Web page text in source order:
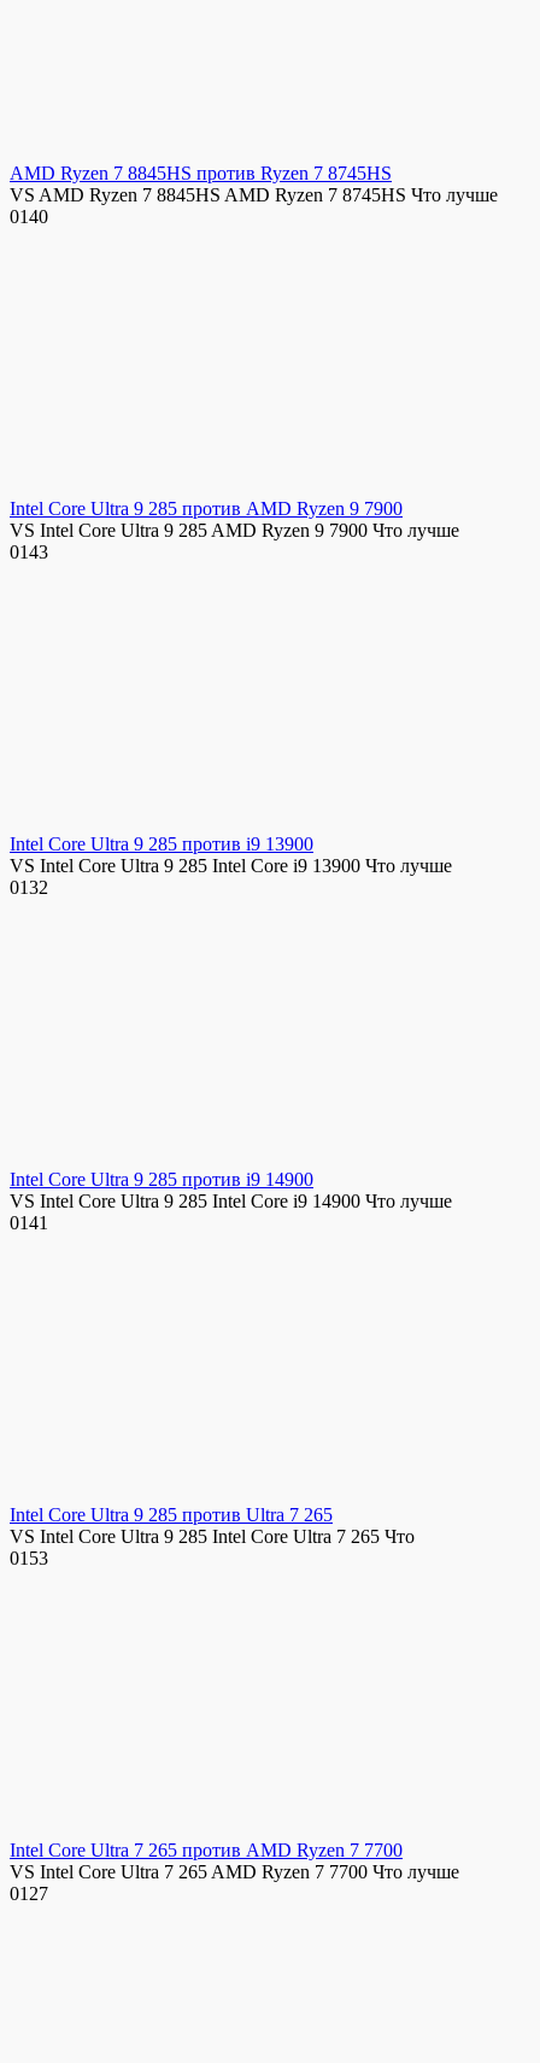
AMD Ryzen 7 8845HS против Ryzen 7 8745HS
VS AMD Ryzen 7 8845HS AMD Ryzen 7 8745HS Что лучше
0140
Intel Core Ultra 9 285 против AMD Ryzen 9 7900
VS Intel Core Ultra 9 285 AMD Ryzen 9 7900 Что лучше
0143
Intel Core Ultra 9 285 против i9 13900
VS Intel Core Ultra 9 285 Intel Core i9 13900 Что лучше
0132
Intel Core Ultra 9 285 против i9 14900
VS Intel Core Ultra 9 285 Intel Core i9 14900 Что лучше
0141
Intel Core Ultra 9 285 против Ultra 7 265
VS Intel Core Ultra 9 285 Intel Core Ultra 7 265 Что
0153
Intel Core Ultra 7 265 против AMD Ryzen 7 7700
VS Intel Core Ultra 7 265 AMD Ryzen 7 7700 Что лучше
0127